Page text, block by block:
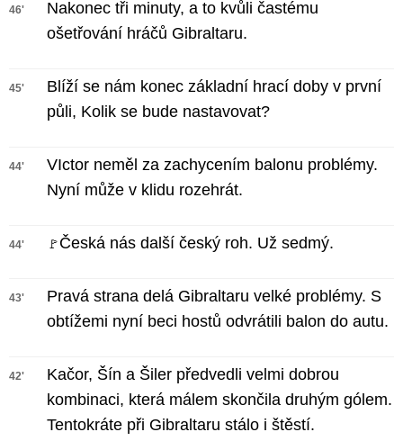
46'
Nakonec tři minuty, a to kvůli častému
ošetřování hráčů Gibraltaru.
45'
Blíží se nám konec základní hrací doby v první
půli, Kolik se bude nastavovat?
44'
VIctor neměl za zachycením balonu problémy.
Nyní může v klidu rozehrát.
44' 🚩Česká nás další český roh. Už sedmý.
43'
Pravá strana delá Gibraltaru velké problémy. S
obtížemi nyní beci hostů odvrátili balon do autu.
42'
Kačor, Šín a Šiler předvedli velmi dobrou
kombinaci, která málem skončila druhým gólem.
Tentokráte při Gibraltaru stálo i štěstí.